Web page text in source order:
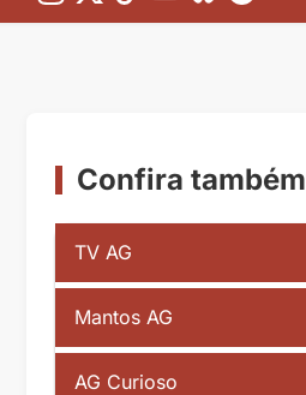
Confira também
TV AG
Mantos AG
AG Curioso